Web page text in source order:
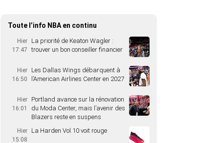
Toute l’info NBA en continu
Hier
17:47
La priorité de Keaton Wagler :
trouver un bon conseiller financier
Hier
16:50
Les Dallas Wings débarquent à
l’American Airlines Center en 2027
Hier
16:01
Portland avance sur la rénovation
du Moda Center, mais l’avenir des
Blazers reste en suspens
Hier
15:08
La Harden Vol.10 voit rouge